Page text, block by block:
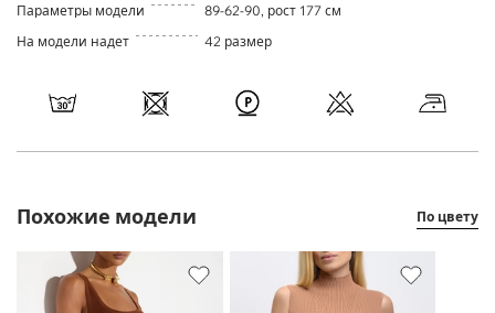
Параметры модели
89-62-90, рост 177 см
На модели надет
42 размер
Похожие модели По цвету